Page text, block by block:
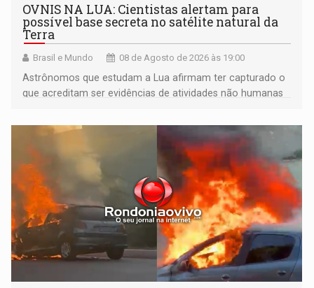
OVNIS NA LUA: Cientistas alertam para
possível base secreta no satélite natural da
Terra
Brasil e Mundo 08 de Agosto de 2026 às 19:00
Astrônomos que estudam a Lua afirmam ter capturado o
que acreditam ser evidências de atividades não humanas
órbita